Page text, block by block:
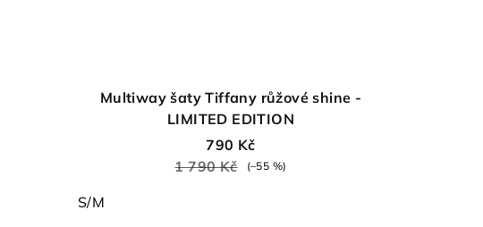
Multiway šaty Tiffany růžové shine -
LIMITED EDITION
790 Kč
1 790 Kč
(–55 %)
S/M